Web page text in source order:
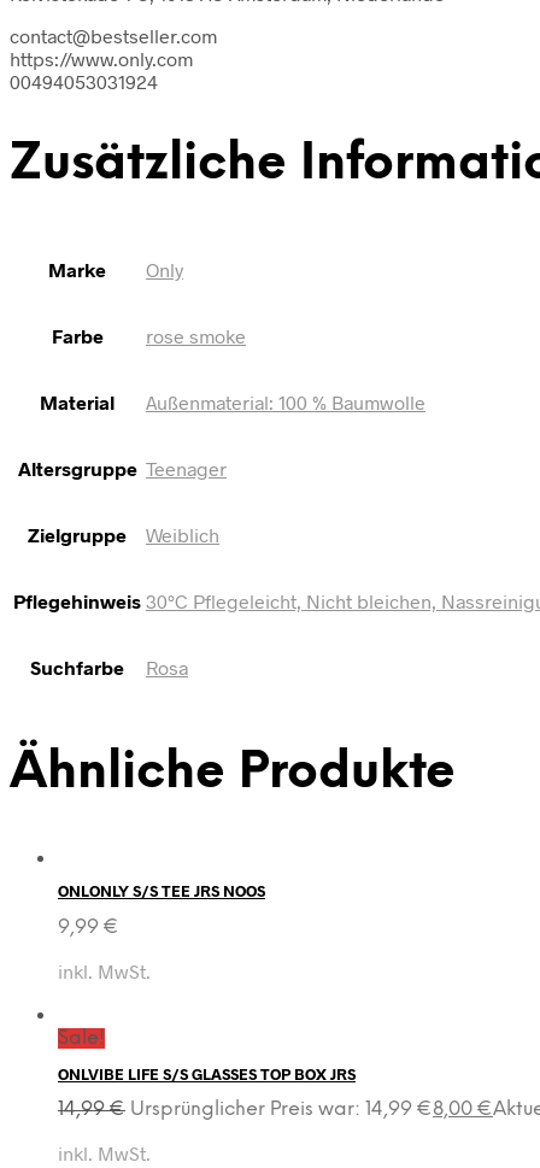
contact@bestseller.com
https://www.only.com
00494053031924
Zusätzliche
Marke Only
Farbe rose smoke
Material Außenmaterial: 100 % Baumwolle
Altersgruppe Teenager
Zielgruppe Weiblich
Pflegehinweis 30°C Pflegeleicht, Nicht bleichen,
Suchfarbe Rosa
Ähnliche Produkte
ONLONLY S/S TEE JRS NOOS
9,99 €
inkl. MwSt.
Sale!
ONLVIBE LIFE S/S GLASSES TOP BOX JRS
14,99€ Ursprünglicher Preis war: 14,99 €8,00 €
inkl. MwSt.